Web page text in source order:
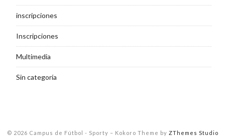
inscripciones
Inscripciones
Multimedia
Sin categoría
© 2026 Campus de Fútbol - Sporty – Kokoro Theme by ZThemes Studio